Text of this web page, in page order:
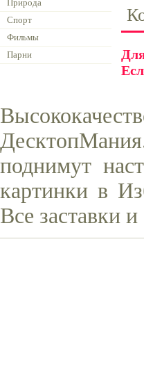
Природа
Спорт
Фильмы
Парни
поднимут
картинки в
Все заставки